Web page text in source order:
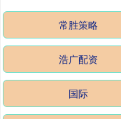
常胜策略
浩广配资
国际